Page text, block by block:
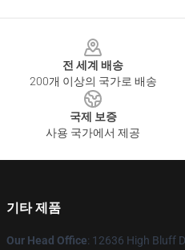
전 세계 배송
200개 이상의 국가로 배송
국제 보증
사용 국가에서 제공
기타 제품
Our Head Office: 12636 High Bluff